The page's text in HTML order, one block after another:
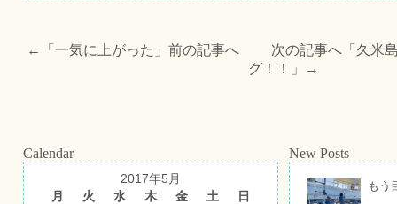
←「 一気に上がった 」前の記事へ 次の記事へ「 久米
グ！！
」→
Calendar
2017年5月
月
火 水 木 金 土
日
New Posts
もう